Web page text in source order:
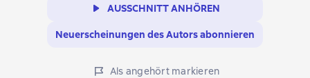
AUSSCHNITT ANHÖREN
Neuerscheinungen des Autors abonnieren
Als angehört markieren